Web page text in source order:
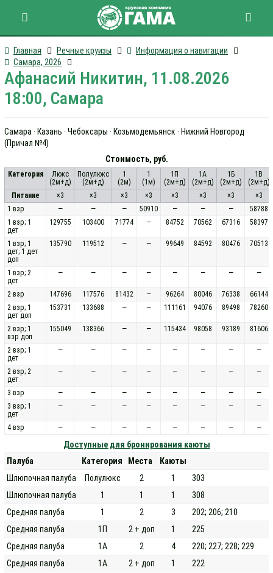
Главная Речные круизы
Информация о навигации
Самара, 2026
Афанасий Никитин, 11.08.2026
18:00, Самара
Самара · Казань · Чебоксары · Козьмодемьянск · Нижний Новгород
(Причал №4)
Стоимость, руб.
Категория
Люкс
(2м+д)
Полулюкс
(2м+д)
1
(2м)
1
(1м)
1П
(2м+д)
1А
(2м+д)
1Б
(2м+д)
1В
(2м+д)
Питание
×3 ×3 ×3 ×3 ×3 ×3 ×3
×3
1 взр
— — — 50910 — — —
58788
1 взр; 1
дет
129755 103400 71774 — 84752 70562 67316 58397
1 взр; 1
дет; 1 дет
доп
135790 119512 — — 99649 84592 80476 70513
1 взр; 2
дет
— — — — — — — —
2 взр 147696 117576 81432 — 96264 80046 76338
66144
2 взр; 1
дет доп
153731 133688 — — 111161 94076 89498 78260
2 взр; 1
взр доп
155049 138366 — — 115434 98058 93189 81606
2 взр; 1
дет
— — — — — — — —
2 взр; 2
дет
— — — — — — — —
3 взр — — — — — — —
—
3 взр; 1
дет
— — — — — — — —
4 взр — — — — — — — —
Доступные для бронирования каюты
Палуба
Категория Места
Каюты
Шлюпочная палуба
Полулюкс 2 1
303
Шлюпочная палуба
1 1 1
308
Средняя палуба
1 2 3
202; 206; 210
Средняя палуба
1П 2 + доп 1
225
Средняя палуба
1А 2 4
220; 227; 228; 229
Средняя палуба
1А 2 + доп 1
222